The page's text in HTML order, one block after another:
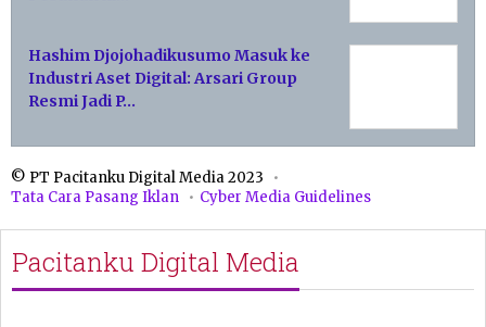
Hashim Djojohadikusumo Masuk ke
Industri Aset Digital: Arsari Group
Resmi Jadi P…
© PT Pacitanku Digital Media 2023
Tata Cara Pasang Iklan
Cyber Media Guidelines
Pacitanku Digital Media